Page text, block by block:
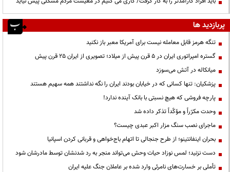
پربازدید ها
تنگه هرمز قابل معامله نیست برای آمریکا معبر باز نکنید
گستره امپراتوری ایران در ۵ قرن پیش از میلاد؛ تصویری از ایران ۲۵ قرن پیش
میانکاله در آتش می‌سوزد
پزشکیان: تنها کسانی که در خیابان بودند ایران را نگه نداشتند همه سهیم هستند
پارچه فروشی که هیچ نسبتی با بانک آینده ندارد!
وحدت مکرّراً و مؤکّداً تذکر داده شد
ماجرای نصب سنگ مزار اکبر عبدی چیست؟
بحران اینفانتینو؛ از طرح جنجالی تا اتهام باج‌خواهی و قربانی کردن اسپانیا
دست نزنید؛ لمس نوزاد حیات وحش می‌تواند منجر به رد شدنشان توسط مادرشان شود
تأملی بر خسارت‌های نامرئی وارد شده بر عاملان جنگ علیه ایران